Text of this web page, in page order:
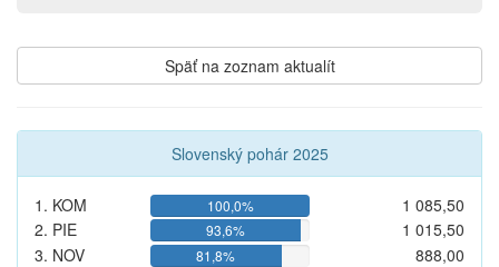
Späť na zoznam aktualít
Slovenský pohár 2025
1. KOM 100,0%
1 085,50
2. PIE
93,6%
1 015,50
3. NOV
81,8%
888,00